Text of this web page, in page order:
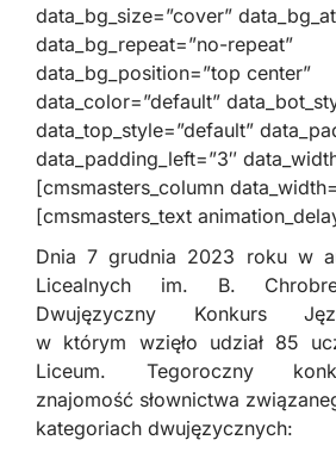
data_bg_size=”cover”
data_bg_repeat=”no-repeat”
data_bg_position=”top center”
data_color=”default”
data_top_style=”default”
data_padding_left=”3″
[cmsmasters_column
[cmsmasters_text
Dnia 7 grudnia 2023 roku w
Licealnych im. B.
Dwujęzyczny Konkurs
w którym wzięło udział 85
Liceum. Tegoroczny
znajomość słownictwa
kategoriach dwujęzycznych: